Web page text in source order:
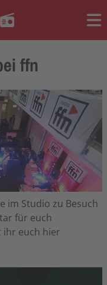
ffn
im Studio zu Besuch
für euch
ihr euch hier